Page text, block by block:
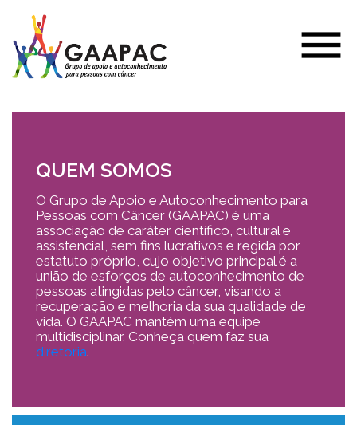
QUEM SOMOS
O Grupo de Apoio e Autoconhecimento para
Pessoas com Câncer (GAAPAC) é uma
associação de caráter científico, cultural e
assistencial, sem fins lucrativos e regida por
estatuto próprio, cujo objetivo principal é a
união de esforços de autoconhecimento de
pessoas atingidas pelo câncer, visando a
recuperação e melhoria da sua qualidade de
vida. O GAAPAC mantém uma equipe
multidisciplinar. Conheça quem faz sua
diretoria.